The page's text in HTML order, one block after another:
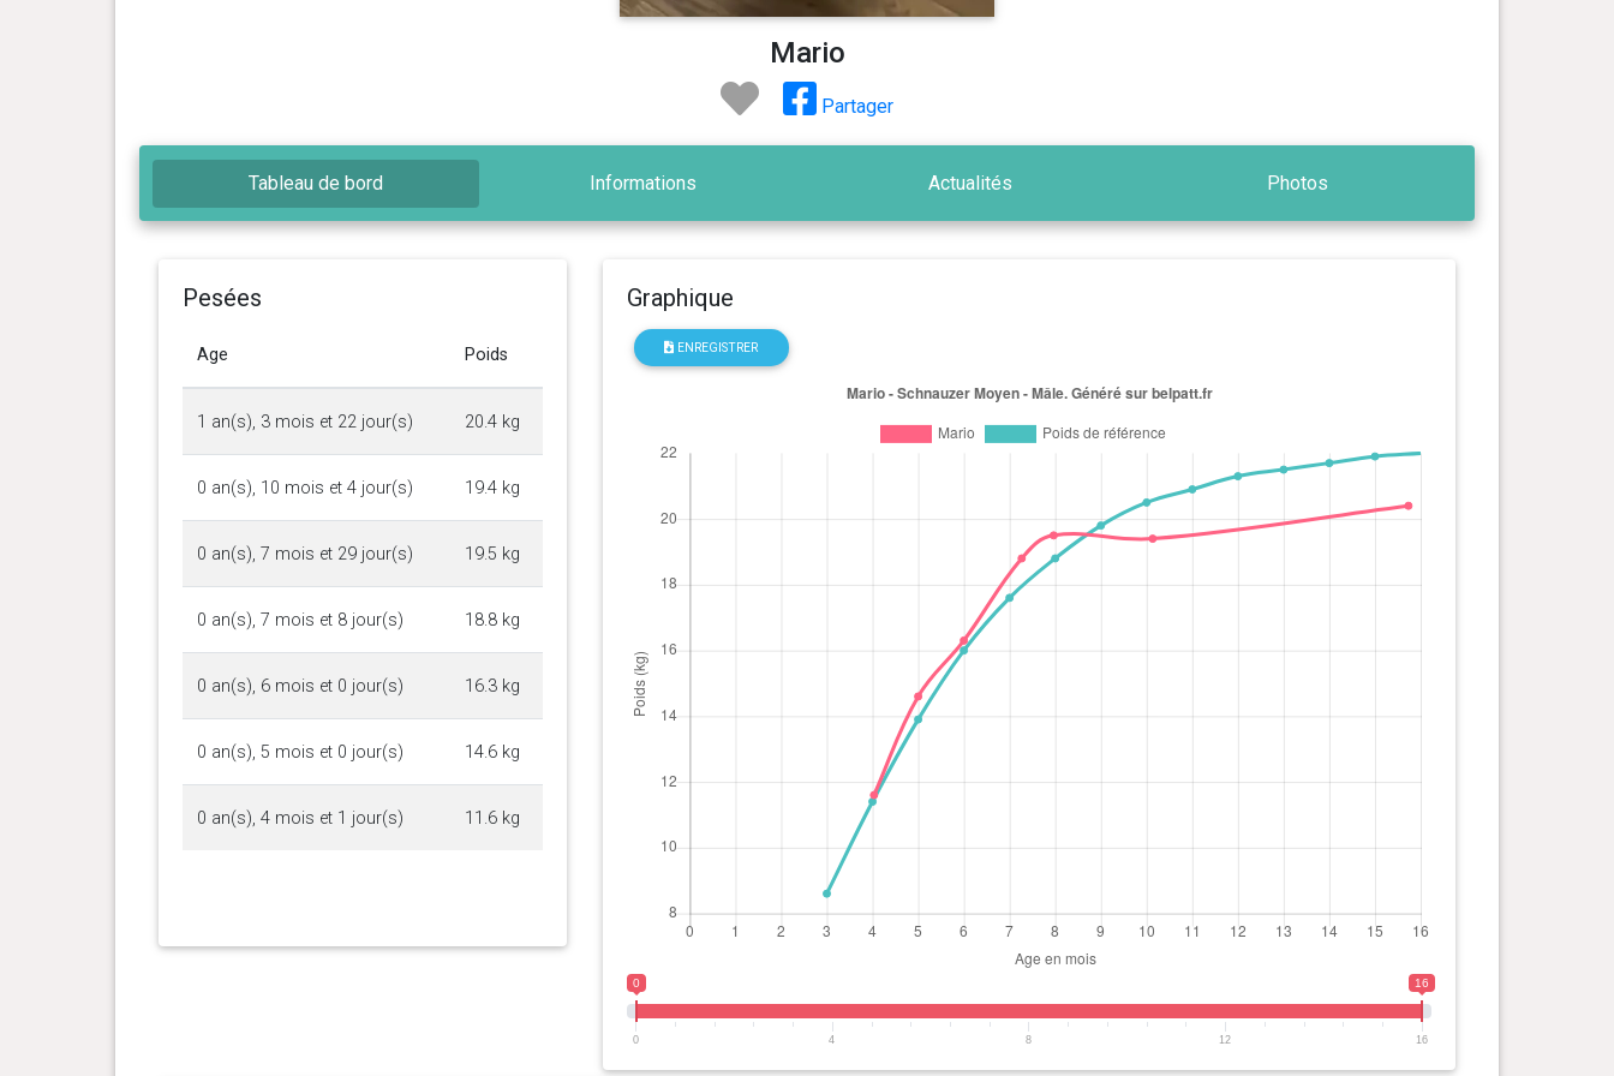
Mario
Partager
Tableau de bord Informations Actualités Photos
Pesées
Age Poids
1 an(s), 3 mois et 22 jour(s) 20.4 kg
0 an(s), 10 mois et 4 jour(s) 19.4 kg
0 an(s), 7 mois et 29 jour(s) 19.5 kg
0 an(s), 7 mois et 8 jour(s) 18.8 kg
0 an(s), 6 mois et 0 jour(s) 16.3 kg
0 an(s), 5 mois et 0 jour(s) 14.6 kg
0 an(s), 4 mois et 1 jour(s) 11.6 kg
Graphique
ENREGISTRER
0 16
0 4 8 12 16